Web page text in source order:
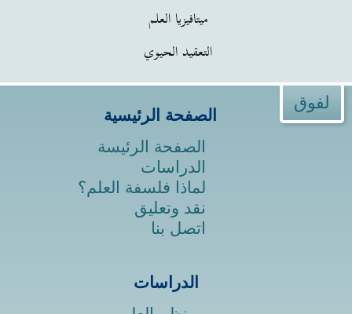
ميتافيزيا العلم
التعقيد الحيوي
لفوق
الصفحة الرئيسية
الصفحة الرئيسة
الدراسات
لماذا فلسفة العلم؟
نقد وتعليق
اتصل بنا
الدراسات